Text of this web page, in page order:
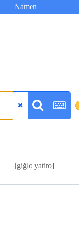
Namen
[giğlo yatiro]